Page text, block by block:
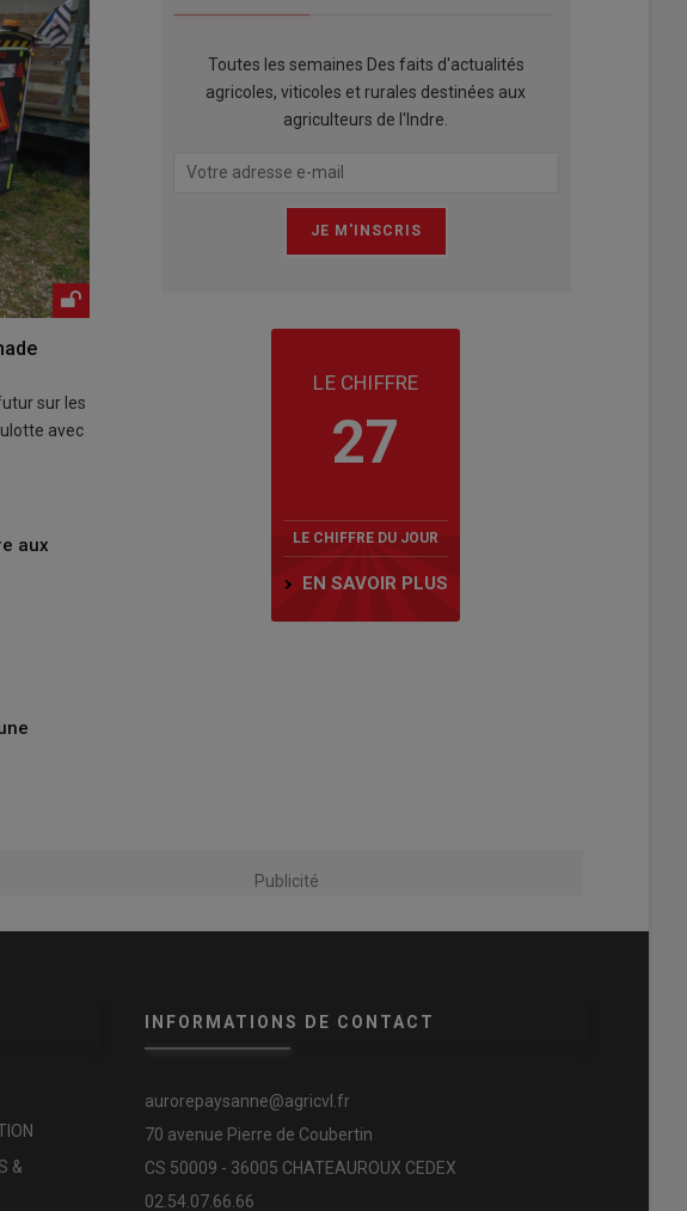
sur les
avec
aux
Toutes les semaines Des faits d'actualités
agricoles, viticoles et rurales destinées aux
agriculteurs de l'Indre.
LE CHIFFRE
27
LE CHIFFRE DU JOUR
EN SAVOIR PLUS
Publicité
&
INFORMATIONS DE CONTACT
aurorepaysanne@agricvl.fr
70 avenue Pierre de Coubertin
CS 50009 - 36005 CHATEAUROUX CEDEX
02.54.07.66.66